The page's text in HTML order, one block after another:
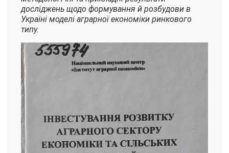
досліджень щодо формування й розбудови в
Україні моделі аграрної економіки ринкового
типу.